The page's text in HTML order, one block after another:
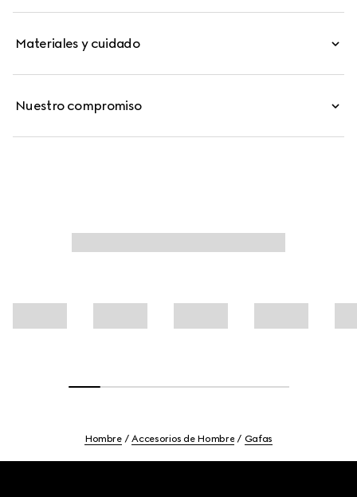
Materiales y cuidado
Nuestro compromiso
Hombre Accesorios de Hombre Gafas